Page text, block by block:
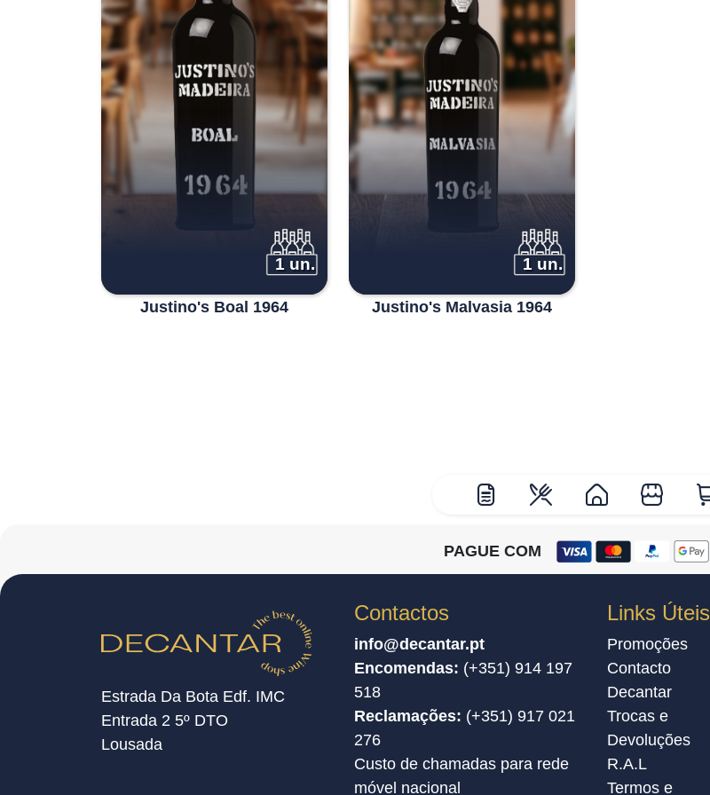
1 un.
Justino's Boal 1964
1 un.
Justino's Malvasia 1964
PAGUE COM
Estrada Da Bota Edf. IMC
Entrada 2 5º DTO
Lousada
Contactos
info@decantar.pt
Encomendas: (+351) 914 197
518
Reclamações: (+351) 917 021
276
Custo de chamadas para rede
móvel nacional
Links Úteis
Promoções
Contacto
Decantar
Trocas e
Devoluções
R.A.L
Termos e